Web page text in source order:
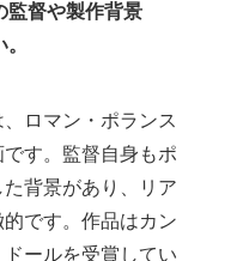
監督や製作背景
、ロマン・ポランス
す。監督自身もポ
背景があり、リア
です。作品はカン
ールを受賞してい